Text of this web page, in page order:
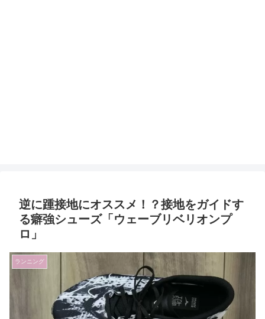
逆に踵接地にオススメ！？接地をガイドす
る癖強シューズ「ウェーブリベリオンプ
ロ」
ランニング